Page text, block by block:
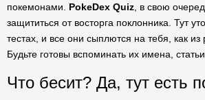
покемонами. PokeDex Quiz , в свою
защититься от восторга поклонника. Тут
тестах, и все они сыплются на тебя, как из
Будьте готовы вспоминать их имена,
Что бесит? Да, тут есть